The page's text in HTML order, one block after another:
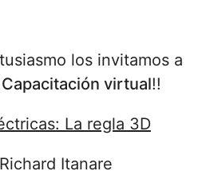
los invitamos a
Capacitación virtual!!
La regla 3D
Itanare